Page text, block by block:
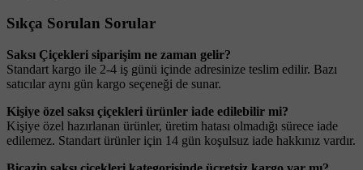
Sıkça Sorulan Sorular
Saksı Çiçekleri siparişim ne zaman gelir?
Standart kargo ile 2-4 iş günü içinde adresinize teslim edilir. Bazı
satıcılar aynı gün kargo seçeneği de sunar.
Kişiye özel saksı çiçekleri ürünler iade edilebilir mi?
Kişiye özel hazırlanan ürünler, üretim hatası olmadığı sürece iade
edilemez. Standart ürünler için 14 gün koşulsuz iade hakkınız vardır.